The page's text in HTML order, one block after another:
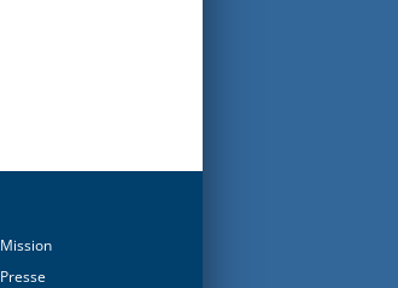
Mission
Presse